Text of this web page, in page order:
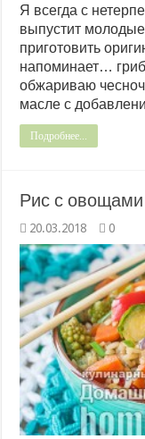
Я всегда с
выпустит
приготовить
напоминает…
обжариваю
масле с
Подробнее...
Рис с овощами
20.03.2018 0